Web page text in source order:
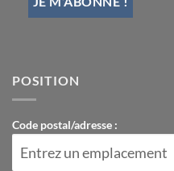
POSITION
Code postal/adresse :